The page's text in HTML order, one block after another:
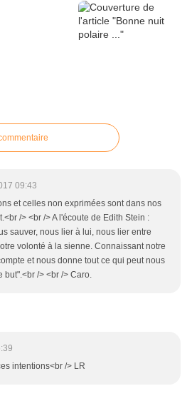
09:43
et celles non exprimées sont dans nos
/> <br /> A l'écoute de Edith Stein :
sauver, nous lier à lui, nous lier entre
volonté à la sienne. Connaissant notre
et nous donne tout ce qui peut nous
but".<br /> <br /> Caro.
intentions<br /> LR